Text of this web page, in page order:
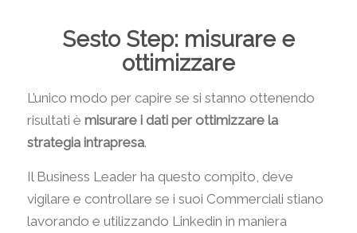
Sesto Step: misurare e
ottimizzare
L’unico modo per capire se si stanno ottenendo
risultati è misurare i dati per ottimizzare la
strategia intrapresa.
Il Business Leader ha questo compito, deve
vigilare e controllare se i suoi Commerciali stiano
lavorando e utilizzando Linkedin in maniera